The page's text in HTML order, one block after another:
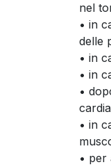
nel
• in
delle
• in
• in
•
• in
• per